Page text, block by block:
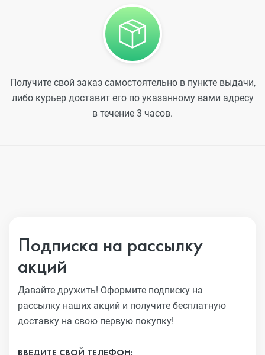
Получите свой заказ самостоятельно в пункте выдачи,
либо курьер доставит его по указанному вами адресу
в течение 3 часов.
Подписка на рассылку
акций
Давайте дружить! Оформите подписку на
рассылку наших акций и получите бесплатную
доставку на свою первую покупку!
ВВЕДИТЕ СВОЙ ТЕЛЕФОН: